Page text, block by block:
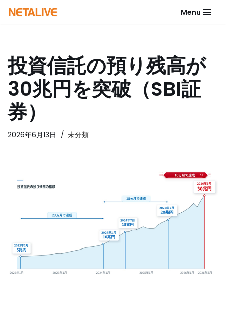
ン
ツ
へ
キ
ッ
プ
Menu
投資信託の預り残高が
30兆円を突破（SBI証
券）
2026年6月13日 未分類